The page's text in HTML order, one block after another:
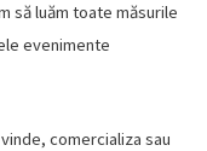
să luăm toate măsurile
evenimente
comercializa sau